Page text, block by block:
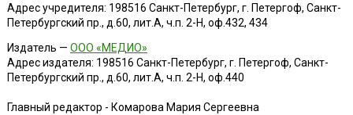
Адрес учредителя: 198516 Санкт-Петербург, г. Петергоф, Санкт-
Петербургский пр., д.60, лит.А, ч.п. 2-Н, оф.432, 434
Издатель — ООО «МЕДИО»
Адрес издателя: 198516 Санкт-Петербург, г. Петергоф, Санкт-
Петербургский пр., д.60, лит.А, ч.п. 2-Н, оф.440
Главный редактор - Комарова Мария Сергеевна